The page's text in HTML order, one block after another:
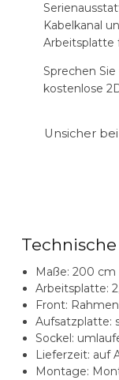
Kabelkanal
Arbeitsplatte
Sprechen
kostenlose
Unsicher
Maße: 200 cm
Arbeitsplatte:
Front:
Aufsatzplatte:
Sockel:
Lieferzeit: auf
Montage: